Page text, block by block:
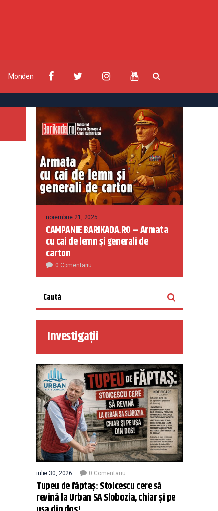
Monden
noiembrie 21, 2025
CAMPANIE BARIKADA.RO – Armata
cu cai de lemn și generali de
carton
0 Comentariu
Investigații
iulie 30, 2026 0 Comentariu
Tupeu de făptaș: Stoicescu cere să
revină la Urban SA Slobozia, chiar și pe